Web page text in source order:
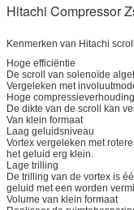
Hitachi Compressor
Kenmerken van Hitachi
Hoge efficiëntie
De scroll van solenoïde
Vergeleken met
Hoge compressieverhouding
De dikte van de scroll kan
Van klein formaat
Laag geluidsniveau
Vortex vergeleken met
het geluid erg klein.
Lage trilling
De trilling van de vortex is
geluid met een worden
Volume van klein formaat